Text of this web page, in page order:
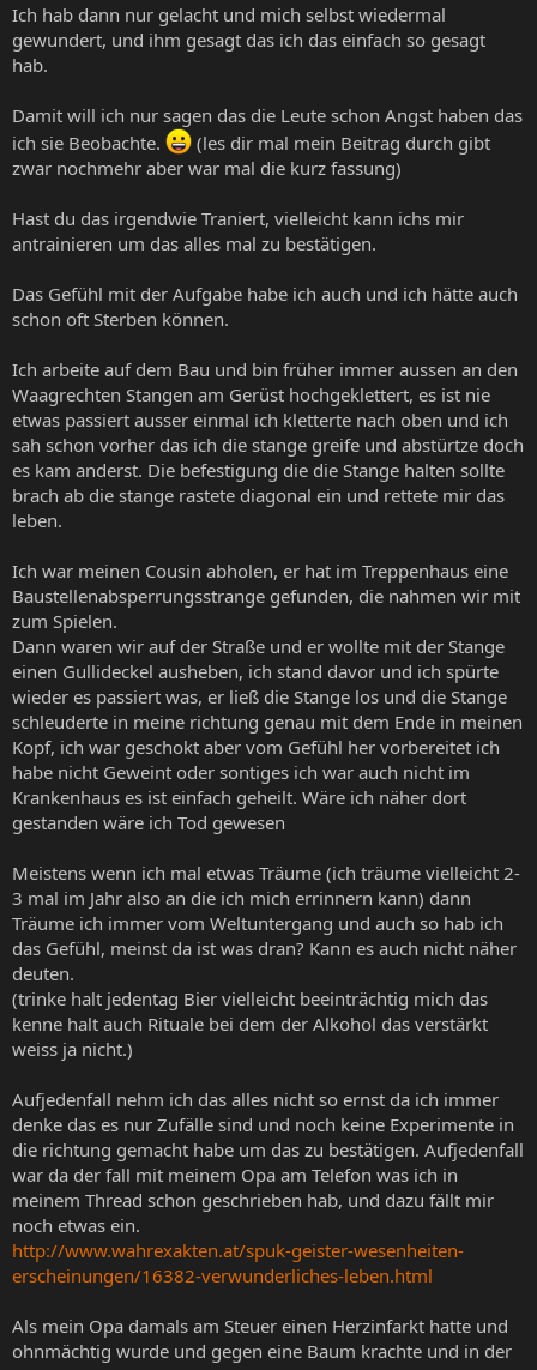
Ich hab dann nur gelacht und mich selbst wiedermal
gewundert, und ihm gesagt das ich das einfach so gesagt
hab.
Damit will ich nur sagen das die Leute schon Angst haben das
ich sie Beobachte.
(les dir mal mein Beitrag durch gibt
zwar nochmehr aber war mal die kurz fassung)
Hast du das irgendwie Traniert, vielleicht kann ichs mir
antrainieren um das alles mal zu bestätigen.
Das Gefühl mit der Aufgabe habe ich auch und ich hätte auch
schon oft Sterben können.
Ich arbeite auf dem Bau und bin früher immer aussen an den
Waagrechten Stangen am Gerüst hochgeklettert, es ist nie
etwas passiert ausser einmal ich kletterte nach oben und ich
sah schon vorher das ich die stange greife und abstürtze doch
es kam anderst. Die befestigung die die Stange halten sollte
brach ab die stange rastete diagonal ein und rettete mir das
leben.
Ich war meinen Cousin abholen, er hat im Treppenhaus eine
Baustellenabsperrungsstrange gefunden, die nahmen wir mit
zum Spielen.
Dann waren wir auf der Straße und er wollte mit der Stange
einen Gullideckel ausheben, ich stand davor und ich spürte
wieder es passiert was, er ließ die Stange los und die Stange
schleuderte in meine richtung genau mit dem Ende in meinen
Kopf, ich war geschokt aber vom Gefühl her vorbereitet ich
habe nicht Geweint oder sontiges ich war auch nicht im
Krankenhaus es ist einfach geheilt. Wäre ich näher dort
gestanden wäre ich Tod gewesen
Meistens wenn ich mal etwas Träume (ich träume vielleicht 2-
3 mal im Jahr also an die ich mich errinnern kann) dann
Träume ich immer vom Weltuntergang und auch so hab ich
das Gefühl, meinst da ist was dran? Kann es auch nicht näher
deuten.
(trinke halt jedentag Bier vielleicht beeinträchtig mich das
kenne halt auch Rituale bei dem der Alkohol das verstärkt
weiss ja nicht.)
Aufjedenfall nehm ich das alles nicht so ernst da ich immer
denke das es nur Zufälle sind und noch keine Experimente in
die richtung gemacht habe um das zu bestätigen. Aufjedenfall
war da der fall mit meinem Opa am Telefon was ich in
meinem Thread schon geschrieben hab, und dazu fällt mir
noch etwas ein.
http://www.wahrexakten.at/spuk-geister-wesenheiten-
erscheinungen/16382-verwunderliches-leben.html
Als mein Opa damals am Steuer einen Herzinfarkt hatte und
ohnmächtig wurde und gegen eine Baum krachte und in der